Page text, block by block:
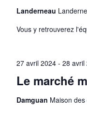
Landerneau
Vous y retrouverez
Le marché
27 avril 2024- 28 avril
Damguan Maison